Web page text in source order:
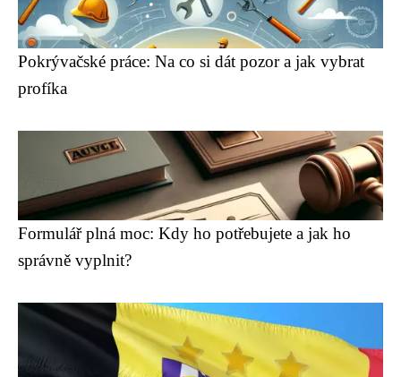
Pokrývačské práce: Na co si dát pozor a jak vybrat
profíka
Formulář plná moc: Kdy ho potřebujete a jak ho
správně vyplnit?